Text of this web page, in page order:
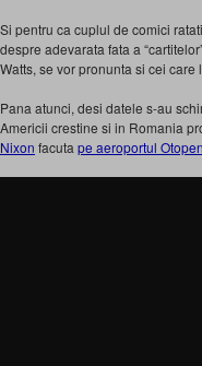
Si pentru ca cuplul de comici
despre adevarata fata a
Watts, se vor pronunta si cei
Pana atunci, desi datele s-au
Americii crestine si in Romania
Nixon facuta pe aeroportul